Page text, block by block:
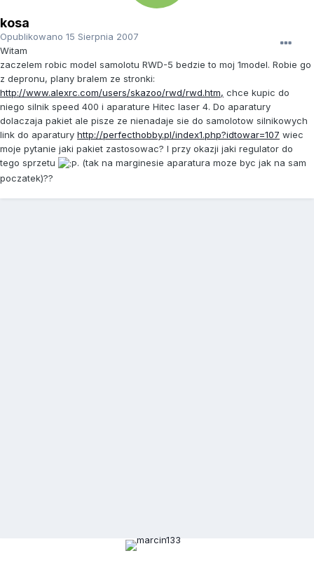
kosa
Opublikowano 15 Sierpnia 2007
Witam
zaczelem robic model samolotu RWD-5 bedzie to moj 1model. Robie go
z depronu, plany bralem ze stronki:
http://www.alexrc.com/users/skazoo/rwd/rwd.htm, chce kupic do
niego silnik speed 400 i aparature Hitec laser 4. Do aparatury
dolaczaja pakiet ale pisze ze nienadaje sie do samolotow silnikowych
link do aparatury http://perfecthobby.pl/index1.php?idtowar=107 wiec
moje pytanie jaki pakiet zastosowac? I przy okazji jaki regulator do
tego sprzetu
. (tak na marginesie aparatura moze byc jak na sam
poczatek)??